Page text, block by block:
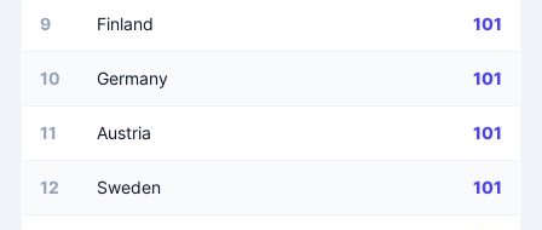
9 Finland 101
10 Germany 101
11 Austria 101
12 Sweden 101